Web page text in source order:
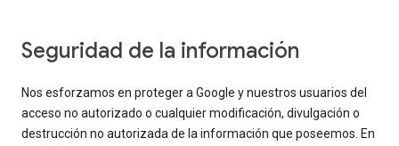
Seguridad de la información
Nos esforzamos en proteger a Google y nuestros usuarios del
acceso no autorizado o cualquier modificación, divulgación o
destrucción no autorizada de la información que poseemos. En